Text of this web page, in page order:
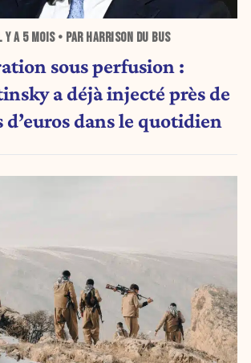
Y A 5 MOIS• PAR HARRISON DU BUS
sous perfusion :
a déjà injecté près de
dans le quotidien